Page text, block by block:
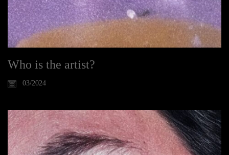
Who is the artist?
03/2024